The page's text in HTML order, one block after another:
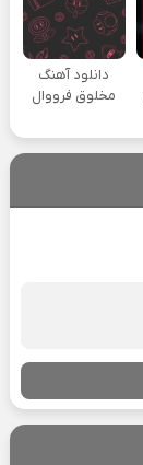
دانلود آهنگ
مخلوق فرووال